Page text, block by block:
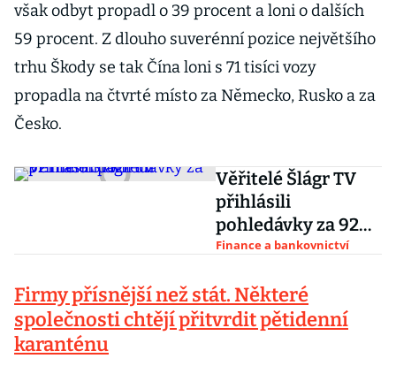
však odbyt propadl o 39 procent a loni o dalších
59 procent. Z dlouho suverénní pozice největšího
trhu Škody se tak Čína loni s 71 tisíci vozy
propadla na čtvrté místo za Německo, Rusko a za
Česko.
Věřitelé Šlágr TV
přihlásili
pohledávky za 92
milionů korun
Finance a bankovnictví
Firmy přísnější než stát. Některé
společnosti chtějí přitvrdit pětidenní
karanténu